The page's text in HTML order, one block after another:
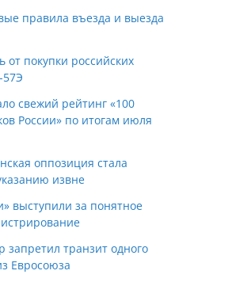
правила въезда и выезда
от покупки российских
57Э
свежий рейтинг «100
России» по итогам июля
оппозиция стала
извне
выступили за понятное
запретил транзит одного
Евросоюза